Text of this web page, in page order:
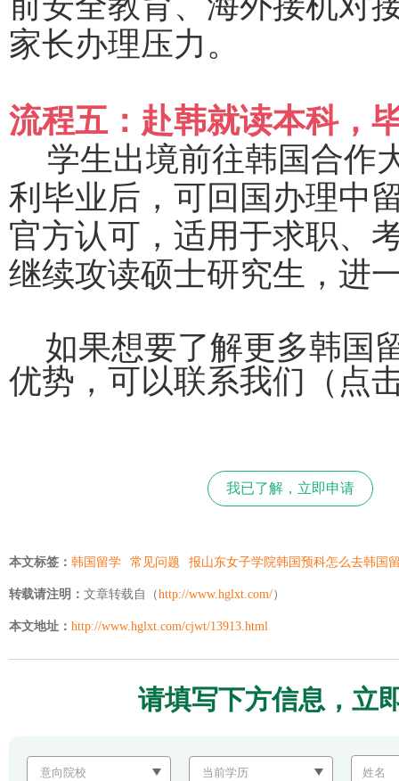
家长办理压力。
流程五：赴韩就读本科，
学生出境前往韩国合作
利毕业后，可回国办理中
官方认可，适用于求职、
继续攻读硕士研究生，进
如果想要了解更多韩国
优势，可以联系我们（点
我已了解，立即申请
本文标签： 韩国留学 常见问题 报山东女子学院韩国预科怎么去韩国
转载请注明： 文章转载自（http://www.hglxt.com/）
本文地址： http://www.hglxt.com/cjwt/13913.html
请填写下方信息，立